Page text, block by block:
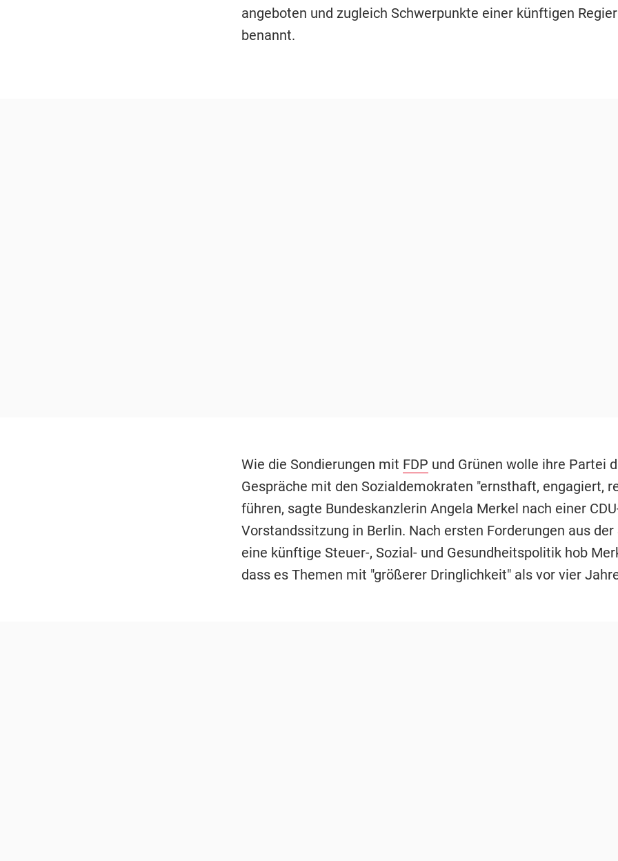
angeboten und zugleich Schwerpunkte einer künftigen
benannt.
Wie die Sondierungen mit FDP und Grünen wolle ihre Partei
Gespräche mit den Sozialdemokraten "ernsthaft, engagiert,
führen, sagte Bundeskanzlerin Angela Merkel nach einer
Vorstandssitzung in Berlin. Nach ersten Forderungen aus der
eine künftige Steuer-, Sozial- und Gesundheitspolitik hob
dass es Themen mit "größerer Dringlichkeit" als vor vier